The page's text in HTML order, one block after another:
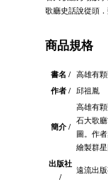
歌廳史話說從頭
商品規格
書名 /
高雄有
作者 /
邱祖胤
簡介 /
高雄有
石大歌
圖。作
繪製群
出版社
/
遠流出